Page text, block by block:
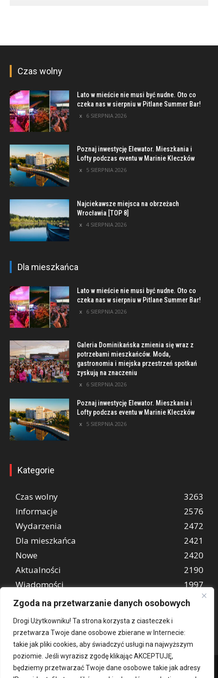
Zgoda na przetwarzanie danych osobowych
Drogi Użytkowniku! Ta strona korzysta z ciasteczek i
przetwarza Twoje dane osobowe zbierane w Internecie:
takie jak pliki cookies, aby świadczyć usługi na najwyższym
poziomie. Jeśli wyrazisz zgodę klikając AKCEPTUJĘ,
będziemy przetwarzać Twoje dane osobowe takie jak adresy
Czas wolny
Lato w mieście nie musi być nudne. Oto co
czeka nas w sierpniu w Pitlane Summer Bar!
6 SIERPNIA 2026
Poznaj inwestycję Elewator. Mieszkania i
Lofty podczas eventu w Marinie Kleczków
5 SIERPNIA 2026
Najciekawsze miejsca na obrzeżach
Wrocławia [TOP 8]
4 SIERPNIA 2026
Dla mieszkańca
Lato w mieście nie musi być nudne. Oto co
czeka nas w sierpniu w Pitlane Summer Bar!
6 SIERPNIA 2026
Galeria Dominikańska zmienia się wraz z
potrzebami mieszkańców. Moda,
gastronomia i miejska przestrzeń spotkań
zyskują na znaczeniu
6 SIERPNIA 2026
Poznaj inwestycję Elewator. Mieszkania i
Lofty podczas eventu w Marinie Kleczków
5 SIERPNIA 2026
Kategorie
Czas wolny
3263
Informacje
2576
Wydarzenia
2472
Dla mieszkańca
2421
Nowe
2420
Aktualności
2190
Wiadomości
1997
REKLAMA
849